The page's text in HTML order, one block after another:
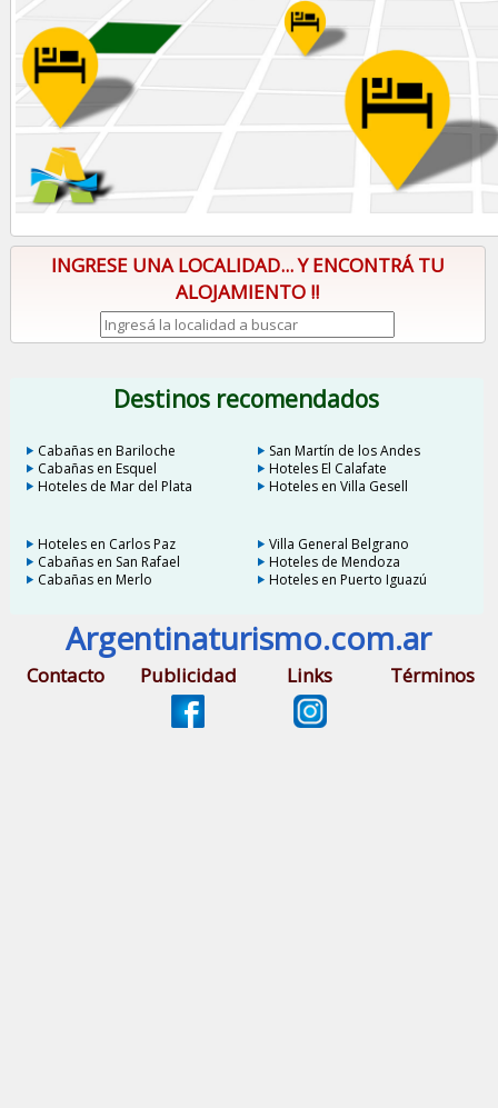
INGRESE UNA LOCALIDAD... Y ENCONTRÁ TU
ALOJAMIENTO !!
Destinos recomendados
Cabañas en Bariloche
San Martín de los Andes
Cabañas en Esquel
Hoteles El Calafate
Hoteles de Mar del Plata
Hoteles en Villa Gesell
Hoteles en Carlos Paz
Villa General Belgrano
Cabañas en San Rafael
Hoteles de Mendoza
Cabañas en Merlo
Hoteles en Puerto Iguazú
Argentinaturismo.com.ar
Contacto Publicidad Links Términos